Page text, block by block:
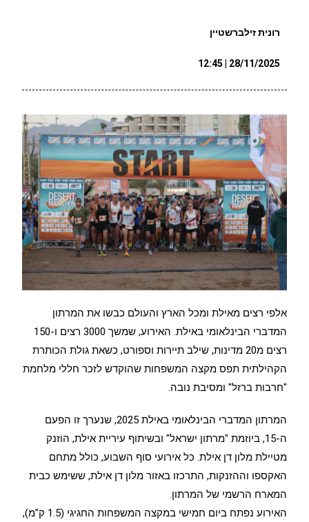
רונית זילברשטיין
28/11/2025 | 12:45
אלפי רצים מאילת ומכל הארץ והעולם כבשו את המרתון
המדברי הבינלאומי באילת. האירוע, שמשך 3000 רצים ו-150
רצים מ20 מדינות, שילב תיירות וספורט, כשאת גולת הכותרת
הקהילתית תפס מקצה המשפחות שהוקדש לזכר חללי מלחמת
"חרבות ברזל" ומסיבת נובה.
המרתון המדברי הבינלאומי באילת 2025, שנערך זו הפעם
ה-15, ביוזמת "מרתון ישראל" ובשיתוף עיריית אילת, הוזנק
מטיילת מלון דן אילת. כל אירועי סוף השבוע, כולל מתחם
האקספו וההזנקות, התרכזו באזור מלון דן אילת, ששימש כבית
המארח הרשמי של המרתון.
האירוע נפתח ביום חמישי במקצה המשפחות החגיגי (1.5 ק"מ),